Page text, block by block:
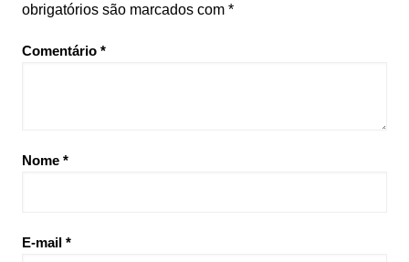
obrigatórios são marcados com *
Comentário *
Nome *
E-mail *